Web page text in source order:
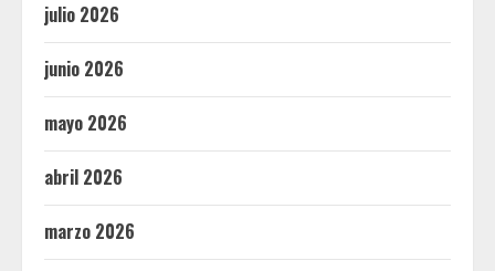
julio 2026
junio 2026
mayo 2026
abril 2026
marzo 2026